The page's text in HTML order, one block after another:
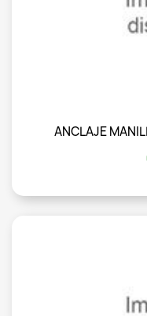
ANCLAJE